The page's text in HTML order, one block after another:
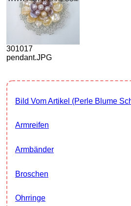
301017
pendant.JPG
Bild Vom Artikel (Perle Blume
Armreifen
Armbänder
Broschen
Ohrringe